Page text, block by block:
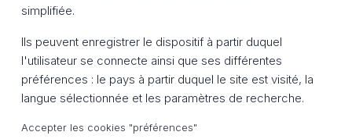
simplifiée.
Ils peuvent enregistrer le dispositif à partir duquel
l'utilisateur se connecte ainsi que ses différentes
préférences : le pays à partir duquel le site est visité, la
langue sélectionnée et les paramètres de recherche.
Accepter les cookies "préférences"